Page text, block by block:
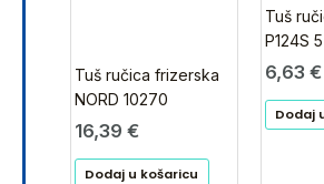
Tuš ručica frizerska
NORD 10270
16,39 €
Dodaj u košaricu
Tuš
P124S
6,63 €
Dodaj